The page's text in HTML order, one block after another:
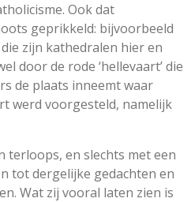
Ook dat
geprikkeld: bijvoorbeeld
zijn kathedralen hier en
door de rode ‘hellevaart’ die
de plaats inneemt waar
werd voorgesteld, namelijk
terloops, en slechts met een
tot dergelijke gedachten en
Wat zij vooral laten zien is